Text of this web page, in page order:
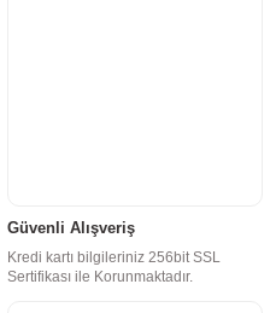
Güvenli Alışveriş
Kredi kartı bilgileriniz 256bit SSL
Sertifikası ile Korunmaktadır.